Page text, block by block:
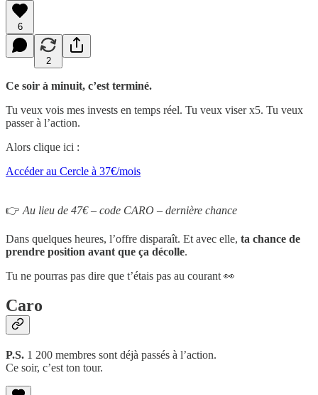
6
2
Ce soir à minuit, c’est terminé.
Tu veux vois mes invests en temps réel. Tu veux viser x5. Tu veux
passer à l’action.
Alors clique ici :
Accéder au Cercle à 37€/mois
👉 Au lieu de 47€ – code CARO – dernière chance
Dans quelques heures, l’offre disparaît. Et avec elle, ta chance de
prendre position avant que ça décolle.
Tu ne pourras pas dire que t’étais pas au courant 👀
Caro
P.S. 1 200 membres sont déjà passés à l’action.
Ce soir, c’est ton tour.